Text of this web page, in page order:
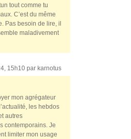
tout comme tu
C’est du même
Pas besoin de lire, il
maladivement
15h10 par karnotus
mon agrégateur
les hebdos
autres
contemporains. Je
limiter mon usage